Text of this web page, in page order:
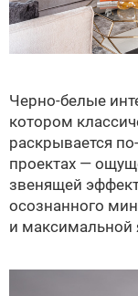
Черно-белые
котором
раскрывается
проектах —
звенящей
осознанного
и максимальной